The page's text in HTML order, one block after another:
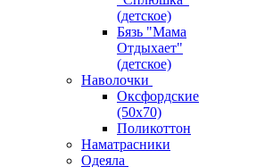
(детское)
Бязь "Мама
Отдыхает"
(детское)
Наволочки
Оксфордские
(50х70)
Поликоттон
Наматрасники
Одеяла